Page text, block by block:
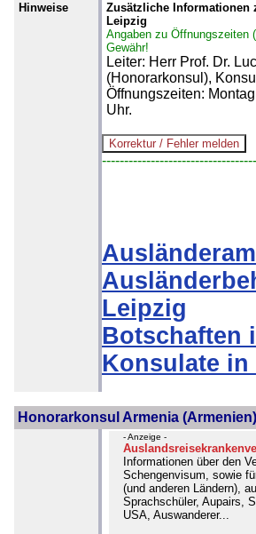
Hinweise
Zusätzliche Informationen
Leipzig
Angaben zu Öffnungszeiten
Gewähr!
Leiter: Herr Prof. Dr.
(Honorarkonsul),
Öffnungszeiten:
Uhr.
Leipzig
Botschaften
Konsulate in
Honorarkonsul Armenia
- Anzeige -
Informationen über den
Schengenvisum, sowie
(und anderen Ländern),
Sprachschüler, Aupairs,
USA, Auswanderer...